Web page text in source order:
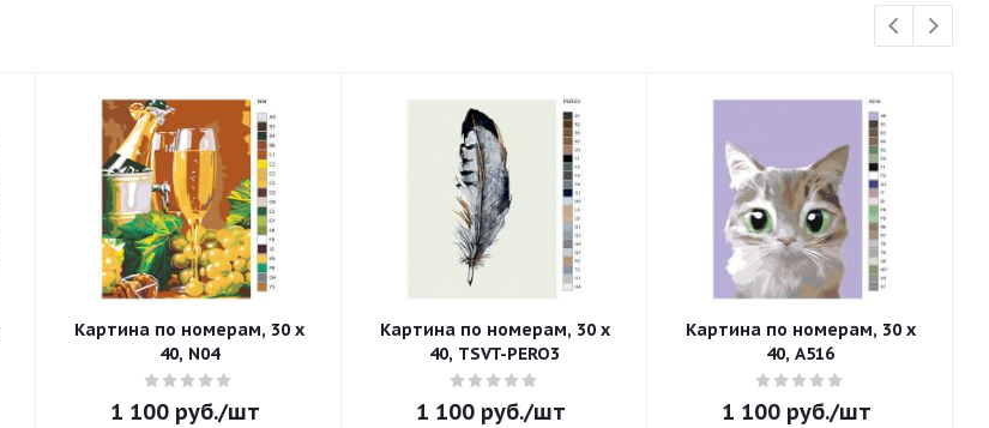
Картина по номерам, 30 x
40, N04
1 100руб./шт
Картина по номерам, 30 x
40, TSVT-PERO3
1 100руб./шт
Картина по номерам, 30 x
40, A516
1 100руб./шт